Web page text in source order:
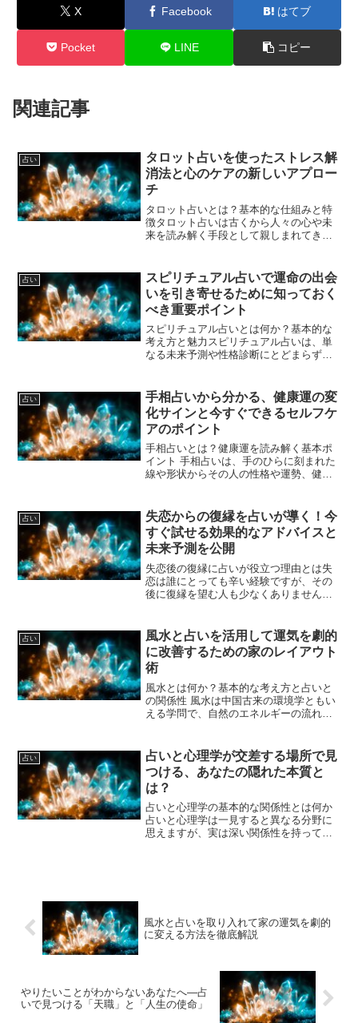
X Facebook はてブ
Pocket LINE コピー
関連記事
占い
タロット占いを使ったストレス解
消法と心のケアの新しいアプロー
チ
タロット占いとは？基本的な仕組みと特
徴タロット占いは古くから人々の心や未
来を読み解く手段として親しまれてきま
カナ22枚と小アルカナ56枚があります。
大アルカナは人生の...
占い
スピリチュアル占いで運命の出会
いを引き寄せるために知っておく
べき重要ポイント
スピリチュアル占いとは何か？基本的な
考え方と魅力スピリチュアル占いは、単
なる未来予測や性格診断にとどまらず、
実だけでなく、見えない世界や精神の領
域にアクセスしながら、自...
占い
手相占いから分かる、健康運の変
化サインと今すぐできるセルフケ
アのポイント
手相占いとは？健康運を読み解く基本ポ
イント 手相占いは、手のひらに刻まれた
線や形状からその人の性格や運勢、健康
などの線の状態や変化が重要な手がかり
となります。これらの線...
占い
失恋からの復縁を占いが導く！今
すぐ試せる効果的なアドバイスと
未来予測を公開
失恋後の復縁に占いが役立つ理由とは失
恋は誰にとっても辛い経験ですが、その
後に復縁を望む人も少なくありません。
見つめ直すための大切なツールとなりま
す。占いは未来を断定するも...
占い
風水と占いを活用して運気を劇的
に改善するための家のレイアウト
術
風水とは何か？基本的な考え方と占いと
の関係性 風水は中国古来の環境学ともい
える学問で、自然のエネルギーの流れを
い気（気の流れ）を取り入れることで、
健康や金運、恋愛運など...
占い
占いと心理学が交差する場所で見
つける、あなたの隠れた本質と
は？
占いと心理学の基本的な関係性とは何か
占いと心理学は一見すると異なる分野に
思えますが、実は深い関係性を持ってい
風水と占いを取り入れて家の運気を劇的
に変える方法を徹底解説
やりたいことがわからないあなたへ―占
いで見つける「天職」と「人生の使命」